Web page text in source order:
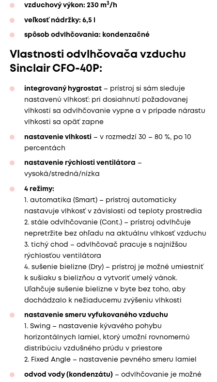
vzduchový výkon: 230 m3/h
veľkosť nádržky: 6,5 l
spôsob odvlhčovania: kondenzačné
Vlastnosti odvlhčovača vzduchu
Sinclair CFO-40P:
integrovaný hygrostat – prístroj si sám sleduje
nastavenú vlhkosť: pri dosiahnutí požadovanej
vlhkosti sa odvlhčovanie vypne a v prípade nárastu
vlhkosti sa opäť zapne
nastavenie vlhkosti – v rozmedzí 30 – 80 %, po 10
percentách
nastavenie rýchlosti ventilátora –
vysoká/stredná/nízka
4 režimy:
1. automatika (Smart) – prístroj automaticky
nastavuje vlhkosť v závislosti od teploty prostredia
2. stále odvlhčovanie (Cont.) – prístroj odvlhčuje
nepretržite bez ohľadu na aktuálnu vlhkosť vzduchu
3. tichý chod – odvlhčovač pracuje s najnižšou
rýchlosťou ventilátora
4. sušenie bielizne (Dry) – prístroj je možné umiestniť
k sušiaku s bielizňou a vytvoriť umelý vánok.
Uľahčuje sušenie bielizne v byte bez toho, aby
dochádzalo k nežiaducemu zvýšeniu vlhkosti
nastavenie smeru vyfukovaného vzduchu
1. Swing – nastavenie kývavého pohybu
horizontálnych lamiel, ktorý umožní rovnomernú
distribúciu vzdušného prúdu v priestore
2. Fixed Angle – nastavenie pevného smeru lamiel
odvod vody (kondenzátu) – odvlhčovanie je možné